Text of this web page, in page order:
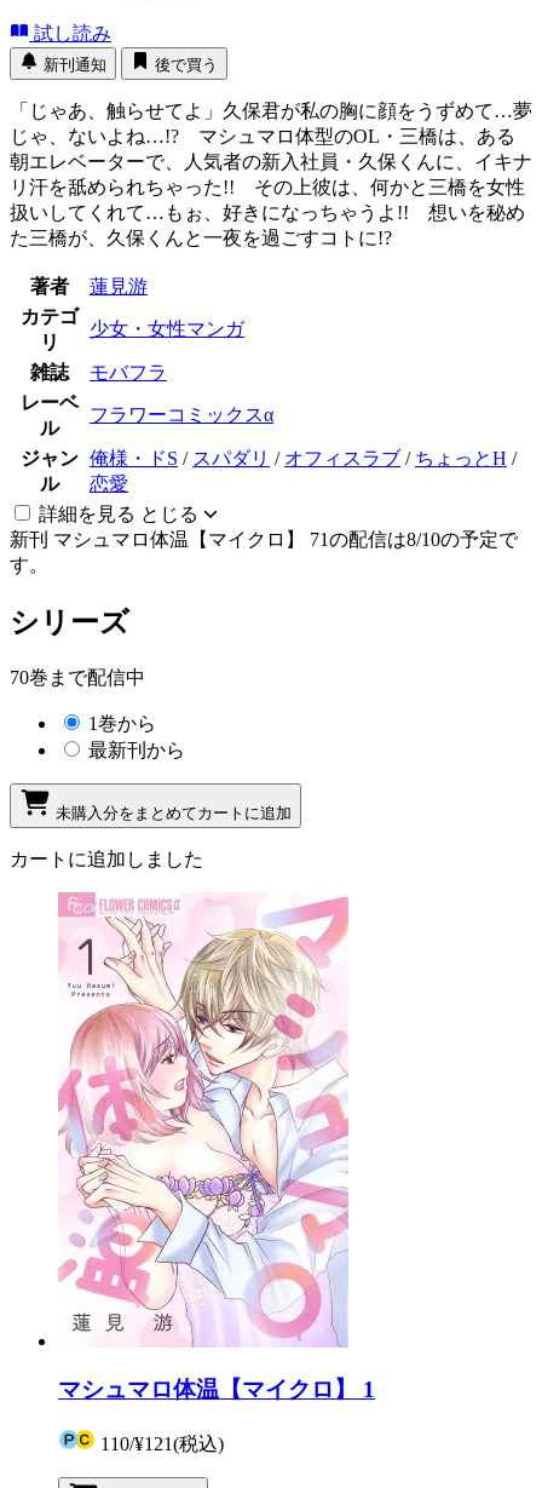
試し読み
新刊通知 後で買う
「じゃあ、触らせてよ」久保君が私の胸に顔をうずめて…夢
じゃ、ないよね…!? マシュマロ体型のOL・三橋は、ある
朝エレベーターで、人気者の新入社員・久保くんに、イキナ
リ汗を舐められちゃった!! その上彼は、何かと三橋を女性
扱いしてくれて…もぉ、好きになっちゃうよ!! 想いを秘め
た三橋が、久保くんと一夜を過ごすコトに!?
著者
蓮見游
カテゴ
リ
少女・女性マンガ
雑誌
モバフラ
レーベ
ル
フラワーコミックスα
ジャン
ル
俺様・ドS / スパダリ / オフィスラブ / ちょっとH /
恋愛
詳細を見る とじる
新刊 マシュマロ体温【マイクロ】 71の配信は8/10の予定で
す。
シリーズ
70巻まで配信中
1巻から
最新刊から
未購入分をまとめてカートに追加
カートに追加しました
マシュマロ体温【マイクロ】 1
110/¥121(税込)